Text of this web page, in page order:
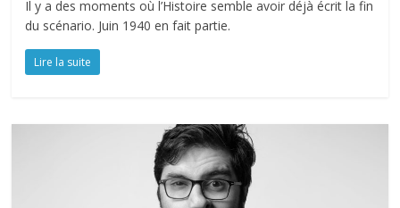
Il y a des moments où l’Histoire semble avoir déjà écrit la fin
du scénario. Juin 1940 en fait partie.
Lire la suite